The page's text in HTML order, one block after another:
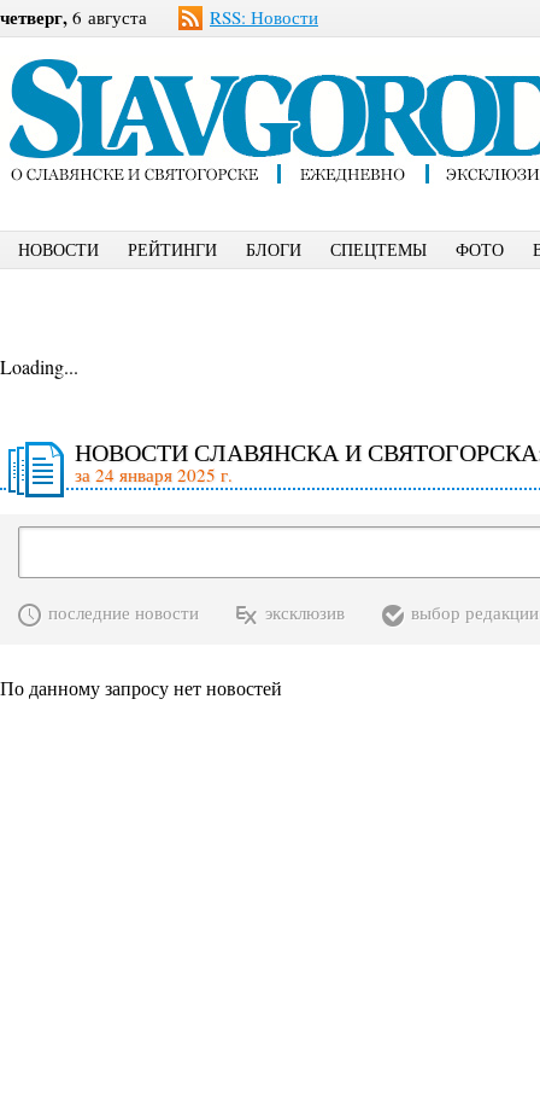
четверг, 6 августа RSS: Новости
НОВОСТИ РЕЙТИНГИ БЛОГИ СПЕЦТЕМЫ ФОТО
Loading...
НОВОСТИ СЛАВЯНСКА И
за 24 января 2025 г.
последние новости эксклюзив выбор редакции
По данному запросу нет новостей